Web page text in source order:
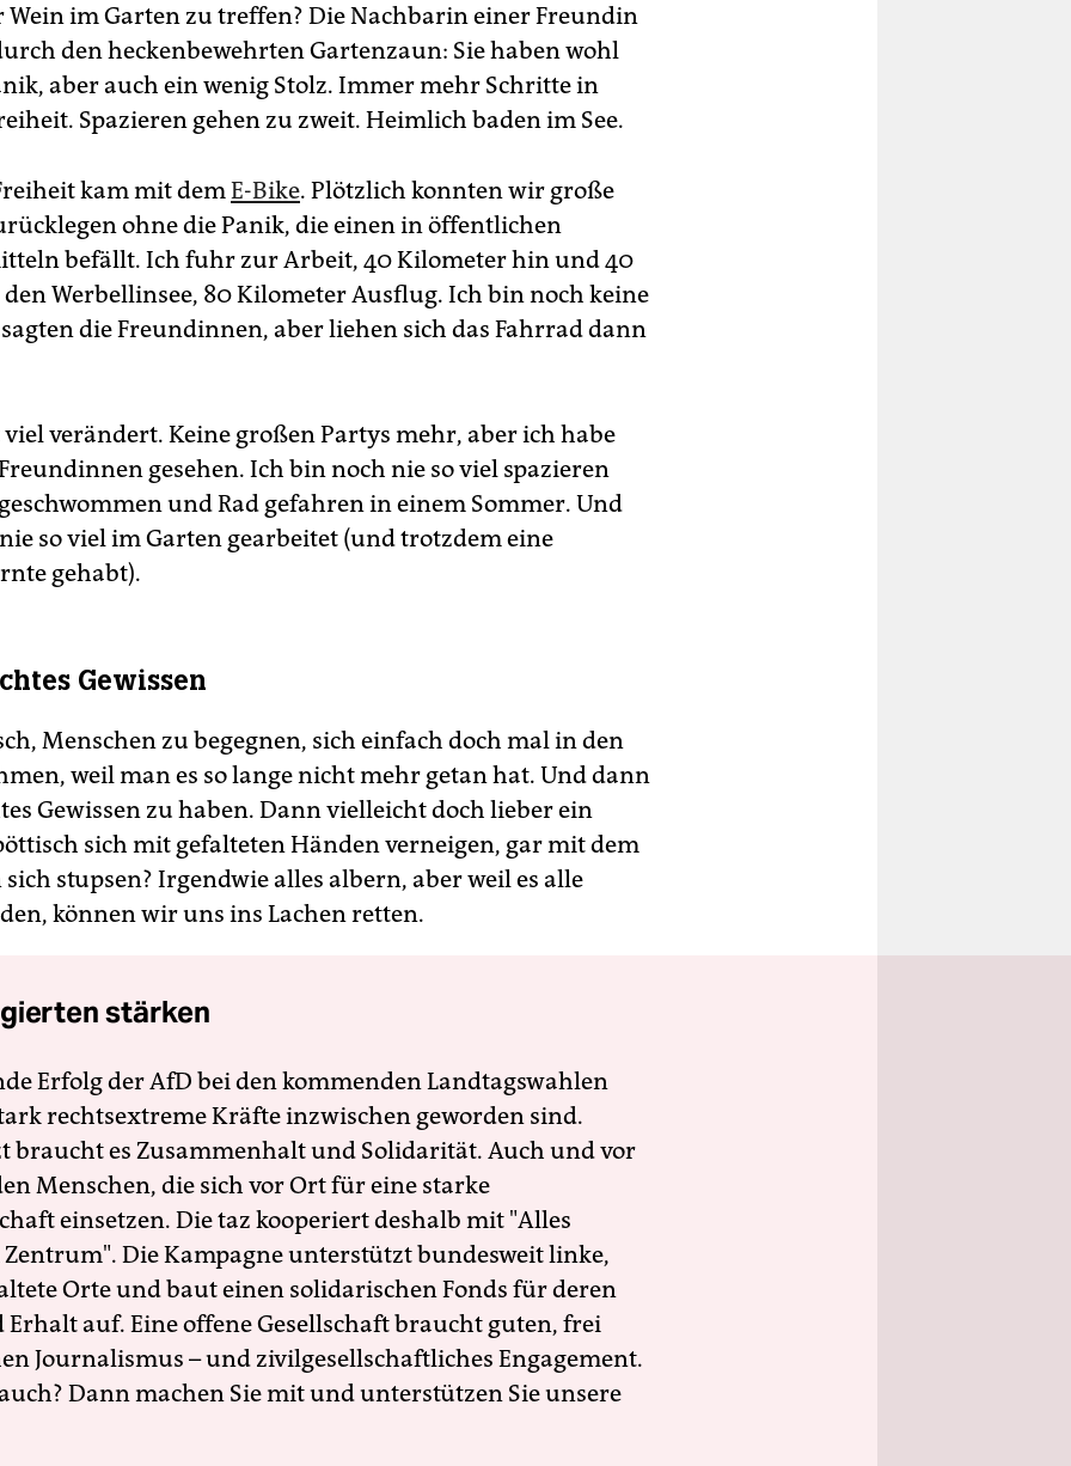
Wein im Garten zu treffen? Die Nachbarin einer Freundin
den heckenbewehrten Gartenzaun: Sie haben wohl
aber auch ein wenig Stolz. Immer mehr Schritte in
Spazieren gehen zu zweit. Heimlich baden im See.
kam mit demE-Bike. Plötzlich konnten wir große
ohne die Panik, die einen in öffentlichen
befällt. Ich fuhr zur Arbeit, 40 Kilometer hin und 40
Werbellinsee, 80 Kilometer Ausflug. Ich bin noch keine
die Freundinnen, aber liehen sich das Fahrrad dann
verändert. Keine großen Partys mehr, aber ich habe
gesehen. Ich bin noch nie so viel spazieren
und Rad gefahren in einem Sommer. Und
so viel im Garten gearbeitet (und trotzdem eine
gehabt).
Gewissen
Menschen zu begegnen, sich einfach doch mal in den
weil man es so lange nicht mehr getan hat. Und dann
Gewissen zu haben. Dann vielleicht doch lieber ein
sich mit gefalteten Händen verneigen, gar mit dem
stupsen? Irgendwie alles albern, aber weil es alle
können wir uns ins Lachen retten.
stärken
Erfolg der AfD bei den kommenden Landtagswahlen
rechtsextreme Kräfte inzwischen geworden sind.
braucht es Zusammenhalt und Solidarität. Auch und vor
Menschen, die sich vor Ort für eine starke
einsetzen. Die taz kooperiert deshalb mit "Alles
Die Kampagne unterstützt bundesweit linke,
Orte und baut einen solidarischen Fonds für deren
Erhalt auf. Eine offene Gesellschaft braucht guten, frei
Journalismus – und zivilgesellschaftliches Engagement.
Dann machen Sie mit und unterstützen Sie unsere